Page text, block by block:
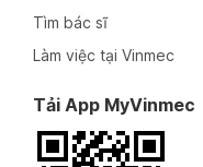
Tìm bác sĩ
Làm việc tại Vinmec
Tải App MyVinmec